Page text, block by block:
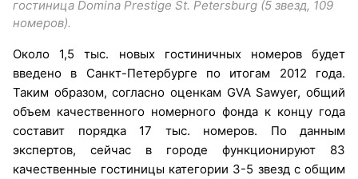
гостиница Domina Prestige St. Petersburg (5 звезд, 109
номеров).
Около 1,5 тыс. новых гостиничных номеров будет
введено в Санкт-Петербурге по итогам 2012 года.
Таким образом, согласно оценкам GVA Sawyer, общий
объем качественного номерного фонда к концу года
составит порядка 17 тыс. номеров. По данным
экспертов, сейчас в городе функционируют 83
качественные гостиницы категории 3-5 звезд с общим